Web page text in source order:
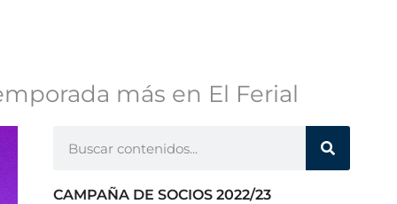
más en El Ferial
CAMPAÑA DE SOCIOS 2022/23